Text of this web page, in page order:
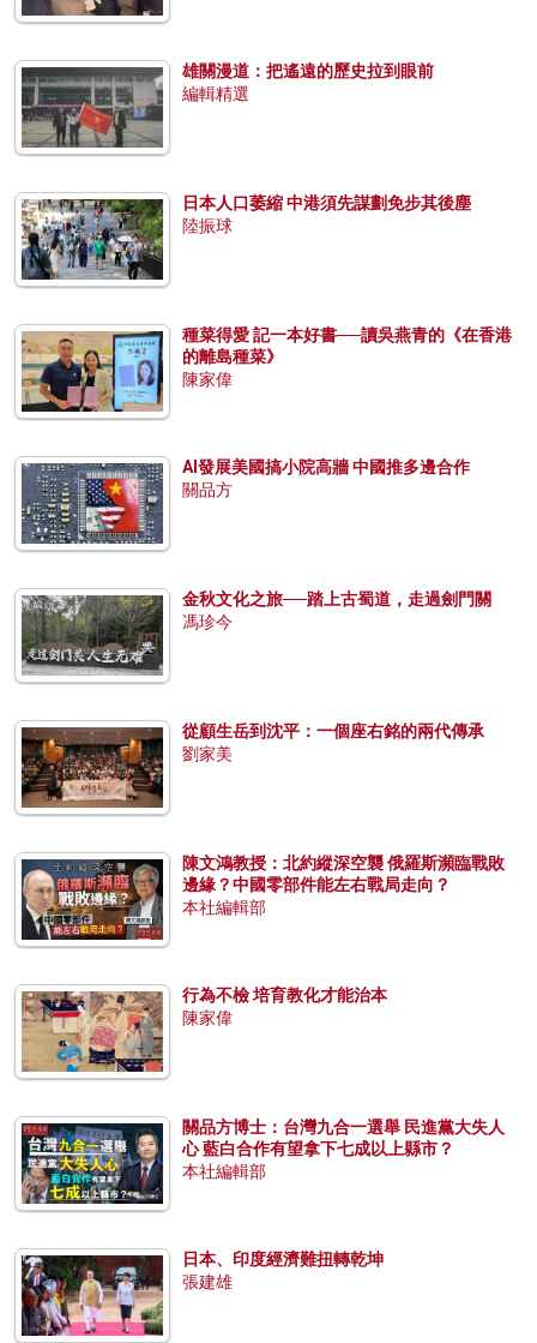
雄關漫道：把遙遠的歷史拉到眼前
編輯精選
日本人口萎縮 中港須先謀劃免步其後塵
陸振球
種菜得愛 記一本好書──讀吳燕青的《在香港
的離島種菜》
陳家偉
AI發展美國搞小院高牆 中國推多邊合作
關品方
金秋文化之旅──踏上古蜀道，走過劍門關
馮珍今
從顧生岳到沈平：一個座右銘的兩代傳承
劉家美
陳文鴻教授：北約縱深空襲 俄羅斯瀕臨戰敗
邊緣？中國零部件能左右戰局走向？
本社編輯部
行為不檢 培育教化才能治本
陳家偉
關品方博士：台灣九合一選舉 民進黨大失人
心 藍白合作有望拿下七成以上縣市？
本社編輯部
日本、印度經濟難扭轉乾坤
張建雄